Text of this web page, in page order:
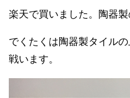
楽天で買いました。陶器製
でくたくは陶器製タイル
戦います。